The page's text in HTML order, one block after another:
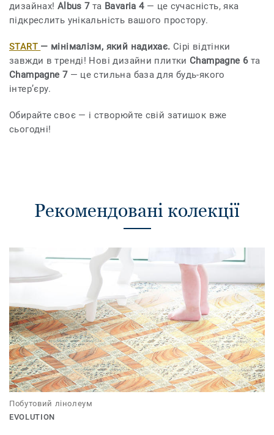
дизайнах! Albus 7та Bavaria 4— це сучасність, яка
підкреслить унікальність вашого простору.
START — мінімалізм, який надихає. Сірі відтінки
завжди в тренді! Нові дизайни плитки Champagne 6 та
Champagne 7— це стильна база для будь-якого
інтер’єру.
Обирайте своє — і створюйте свій затишок вже
сьогодні!
Рекомендовані колекції
Побутовий лінолеум
EVOLUTION